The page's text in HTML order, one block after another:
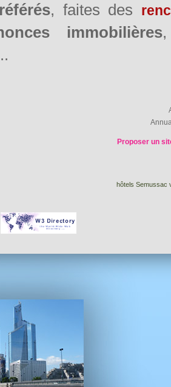
, faites des
immobilières
Proposer un
hôtels Semussac